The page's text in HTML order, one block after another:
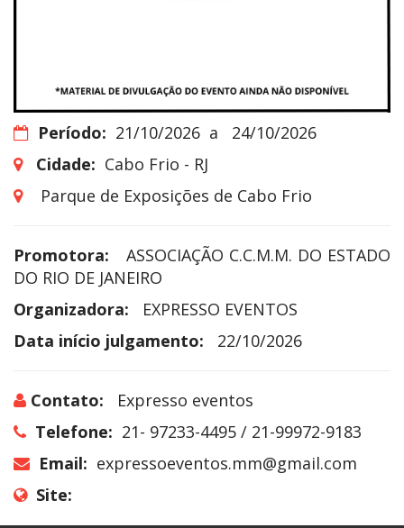
Período: 21/10/2026 a 24/10/2026
Cidade: Cabo Frio - RJ
Parque de Exposições de Cabo Frio
Promotora:
ASSOCIAÇÃO C.C.M.M. DO ESTADO
DO RIO DE JANEIRO
Organizadora:
EXPRESSO EVENTOS
Data início julgamento:
22/10/2026
Contato:
Expresso eventos
Telefone: 21- 97233-4495 / 21-99972-9183
Email: expressoeventos.mm@gmail.com
Site: